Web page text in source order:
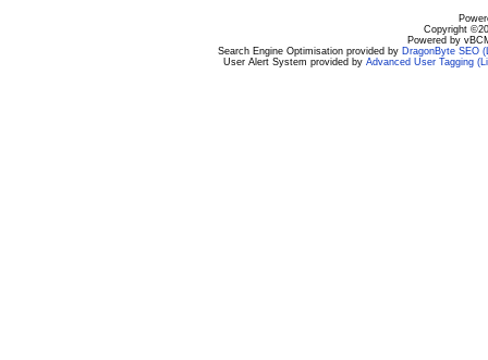
Copyright
Powered by
Search Engine Optimisation provided by DragonByte SEO
User Alert System provided by Advanced User Tagging